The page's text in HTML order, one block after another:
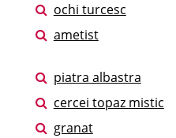
ochi turcesc
ametist
piatra albastra
cercei topaz mistic
granat